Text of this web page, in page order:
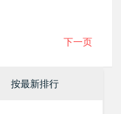
下一页
按最新排行